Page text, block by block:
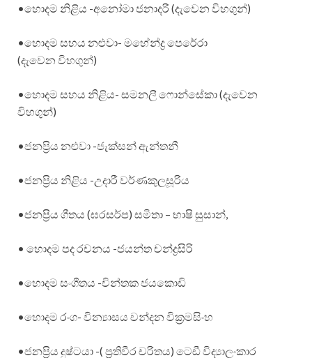
•හොදම නිළිය -අනෝමා ජනාදරී (දැවෙන විහගුන්)
•හොදම සහය නළුවා- මහේන්ද්‍ර පෙරේරා
(දැවෙන විහගුන්)
•හොදම සහය නිළිය- සමනලී ෆොන්සේකා (දැවෙන
විහගුන්)
•ජනප්‍රිය නළුවා -ජැක්සන් ඇන්තනී
•ජනප්‍රිය නිළිය -උදාරී වර්ණකුලසූරිය
•ජනප්‍රිය ගීතය (ඝරසර්ප) සමිතා – භාෂි සුසාන්,
• හොදම පද රචනය -ජයන්ත චන්ද්‍රසිරි
•හොදම සංගීතය -චින්තක ජයකොඩි
•හොදම රංග- වින්‍යාසය චන්දන වික්‍රමසිංහ
•ජනප්‍රිය දුෂ්ටයා -( ප්‍රතිවීර චරිතය) ටෙඩී විද්‍යාලංකාර